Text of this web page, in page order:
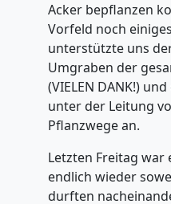
Acker bepflanzen
Vorfeld noch
unterstützte uns
Umgraben der
(VIELEN DANK!)
unter der Leitung
Pflanzwege an.
Letzten Freitag war
endlich wieder
durften